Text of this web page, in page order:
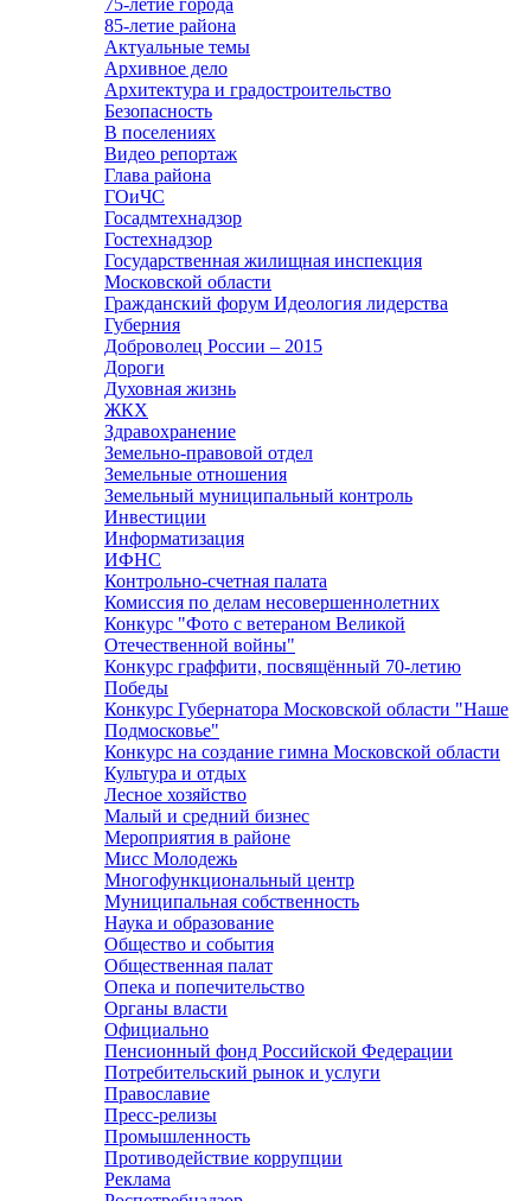
75-летие города
85-летие района
Актуальные темы
Архивное дело
Архитектура и градостроительство
Безопасность
В поселениях
Видео репортаж
Глава района
ГОиЧС
Госадмтехнадзор
Гостехнадзор
Государственная жилищная инспекция
Московской области
Гражданский форум Идеология лидерства
Губерния
Доброволец России – 2015
Дороги
Духовная жизнь
ЖКХ
Здравохранение
Земельно-правовой отдел
Земельные отношения
Земельный муниципальный контроль
Инвестиции
Информатизация
ИФНС
Контрольно-счетная палата
Комиссия по делам несовершеннолетних
Конкурс "Фото с ветераном Великой
Отечественной войны"
Конкурс граффити, посвящённый 70-летию
Победы
Конкурс Губернатора Московской области "Наше
Подмосковье"
Конкурс на создание гимна Московской области
Культура и отдых
Лесное хозяйство
Малый и средний бизнес
Мероприятия в районе
Мисс Молодежь
Многофункциональный центр
Муниципальная собственность
Наука и образование
Общество и события
Общественная палат
Опека и попечительство
Органы власти
Официально
Пенсионный фонд Российской Федерации
Потребительский рынок и услуги
Православие
Пресс-релизы
Промышленность
Противодействие коррупции
Реклама